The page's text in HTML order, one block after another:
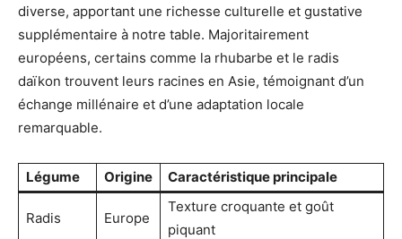
diverse, apportant une richesse culturelle et gustative
supplémentaire à notre table. Majoritairement
européens, certains comme la rhubarbe et le radis
daïkon trouvent leurs racines en Asie, témoignant d’un
échange millénaire et d’une adaptation locale
remarquable.
Légume Origine Caractéristique principale
Radis Europe
Texture croquante et goût
piquant